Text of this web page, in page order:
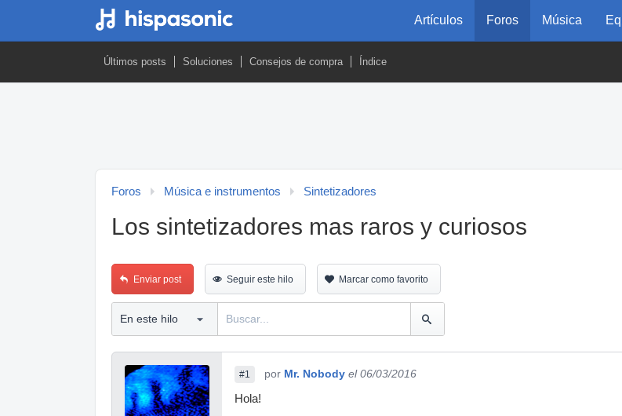
Artículos Foros Música
Últimos posts Soluciones Consejos de compra Índice
Foros Música e instrumentos Sintetizadores
Los sintetizadores mas raros y curiosos
Enviar post Seguir este hilo Marcar como favorito
#1 por Mr. Nobody el 06/03/2016
Hola!